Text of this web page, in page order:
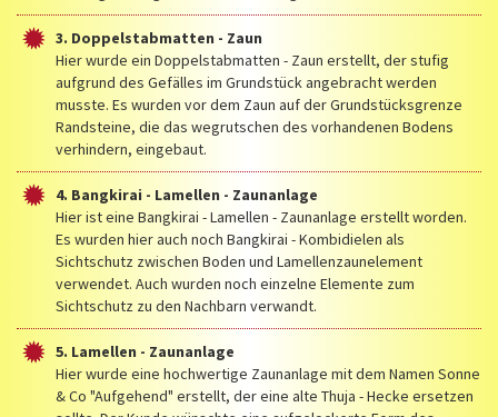
3. Doppelstabmatten - Zaun
Hier wurde ein Doppelstabmatten - Zaun erstellt, der stufig
aufgrund des Gefälles im Grundstück angebracht werden
musste. Es wurden vor dem Zaun auf der Grundstücksgrenze
Randsteine, die das wegrutschen des vorhandenen Bodens
verhindern, eingebaut.
4. Bangkirai - Lamellen - Zaunanlage
Hier ist eine Bangkirai - Lamellen - Zaunanlage erstellt worden.
Es wurden hier auch noch Bangkirai - Kombidielen als
Sichtschutz zwischen Boden und Lamellenzaunelement
verwendet. Auch wurden noch einzelne Elemente zum
Sichtschutz zu den Nachbarn verwandt.
5. Lamellen - Zaunanlage
Hier wurde eine hochwertige Zaunanlage mit dem Namen Sonne
& Co "Aufgehend" erstellt, der eine alte Thuja - Hecke ersetzen